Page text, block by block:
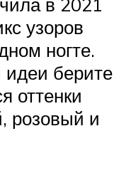
узоров
ногте.
берите
оттенки
розовый и